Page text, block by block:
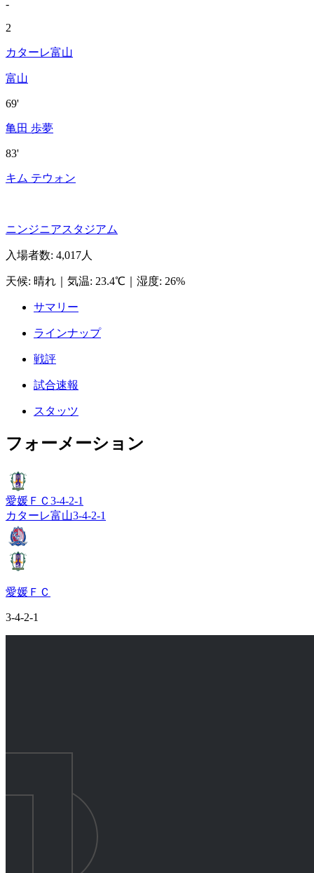
-
2
カターレ富山
富山
69'
亀田 歩夢
83'
キム テウォン
ニンジニアスタジアム
入場者数: 4,017人
天候: 晴れ 気温: 23.4℃ 湿度: 26%
サマリー
ラインナップ
戦評
試合速報
スタッツ
フォーメーション
愛媛ＦＣ 3-4-2-1
カターレ富山3-4-2-1
愛媛ＦＣ
3-4-2-1